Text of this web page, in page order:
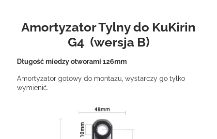
Amortyzator Tylny do KuKirin
G4 (wersja B)
Długość miedzy otworami 126mm
Amortyzator gotowy do montażu, wystarczy go tylko
wymienić.